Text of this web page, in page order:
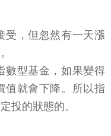
受，但忽然有一天漲
數型基金，如果變得
值就會下降。所以指
投的狀態的。